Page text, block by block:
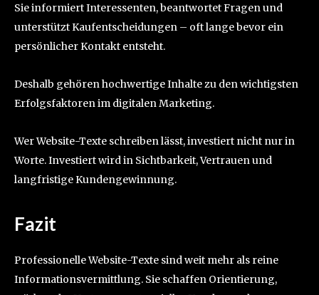
Sie informiert Interessenten, beantwortet Fragen und
unterstützt Kaufentscheidungen – oft lange bevor ein
persönlicher Kontakt entsteht.
Deshalb gehören hochwertige Inhalte zu den wichtigsten
Erfolgsfaktoren im digitalen Marketing.
Wer Website-Texte schreiben lässt, investiert nicht nur in
Worte. Investiert wird in Sichtbarkeit, Vertrauen und
langfristige Kundengewinnung.
Fazit
Professionelle Website-Texte sind weit mehr als reine
Informationsvermittlung. Sie schaffen Orientierung,